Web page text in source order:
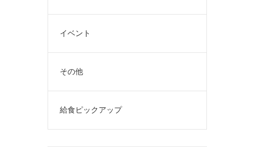
イベント
その他
給食ピックアップ